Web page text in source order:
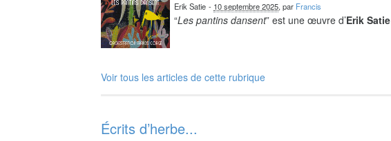
Erik Satie - 10 septembre 2025, par Francis
“Les pantins dansent” est une œuvre d’Erik Satie
Voir tous les articles de cette rubrique
Écrits d’herbe...